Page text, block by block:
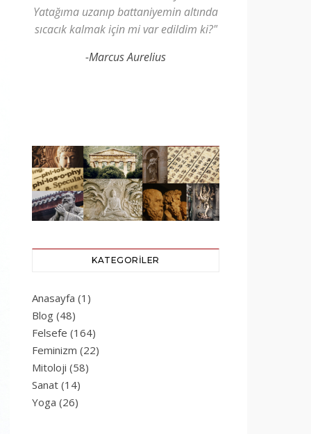
Yatağıma uzanıp battaniyemin altında
sıcacık kalmak için mi var edildim ki?"
-Marcus Aurelius
KATEGORILER
Anasayfa (1)
Blog (48)
Felsefe (164)
Feminizm (22)
Mitoloji (58)
Sanat (14)
Yoga (26)